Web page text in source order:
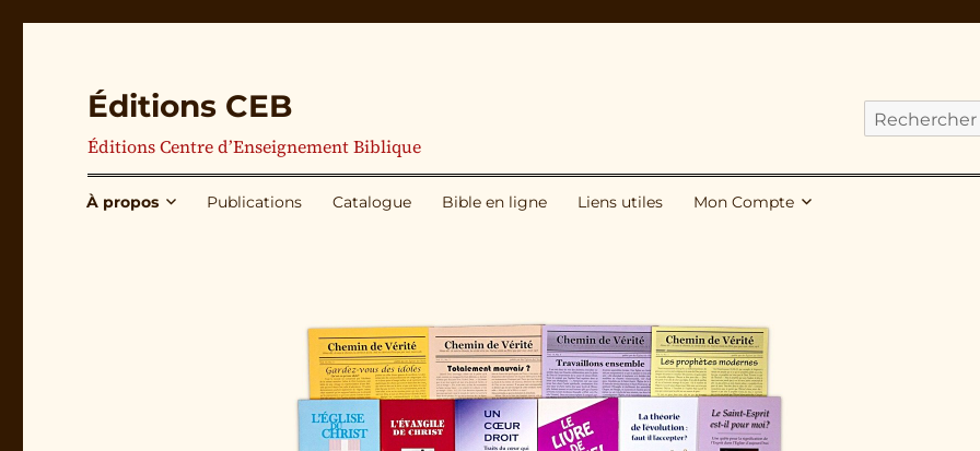
Éditions CEB
Éditions Centre d’Enseignement Biblique
Cherchez
publications
À propos Publications Catalogue Bible en ligne Liens utiles Mon Compte